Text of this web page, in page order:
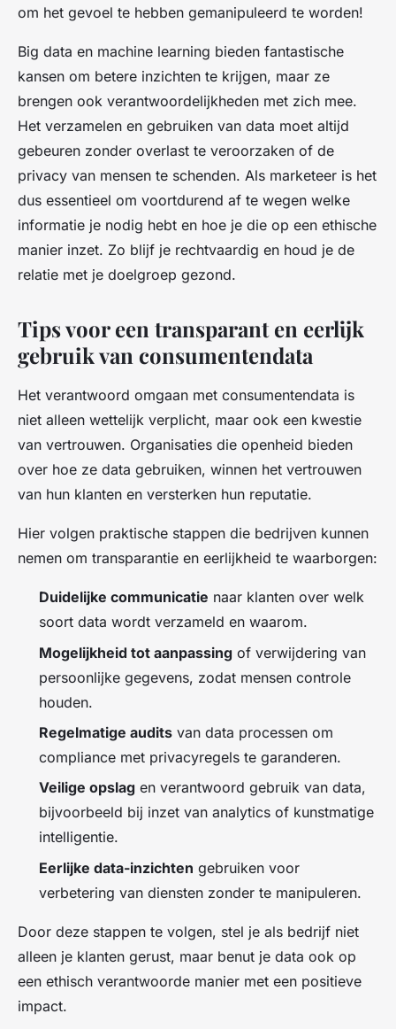
om het gevoel te hebben gemanipuleerd te worden!
Big data en machine learning bieden fantastische
kansen om betere inzichten te krijgen, maar ze
brengen ook verantwoordelijkheden met zich mee.
Het verzamelen en gebruiken van data moet altijd
gebeuren zonder overlast te veroorzaken of de
privacy van mensen te schenden. Als marketeer is het
dus essentieel om voortdurend af te wegen welke
informatie je nodig hebt en hoe je die op een ethische
manier inzet. Zo blijf je rechtvaardig en houd je de
relatie met je doelgroep gezond.
Tips voor een transparant en eerlijk
gebruik van consumentendata
Het verantwoord omgaan met consumentendata is
niet alleen wettelijk verplicht, maar ook een kwestie
van vertrouwen. Organisaties die openheid bieden
over hoe ze data gebruiken, winnen het vertrouwen
van hun klanten en versterken hun reputatie.
Hier volgen praktische stappen die bedrijven kunnen
nemen om transparantie en eerlijkheid te waarborgen:
Duidelijke communicatie naar klanten over welk
soort data wordt verzameld en waarom.
Mogelijkheid tot aanpassing of verwijdering van
persoonlijke gegevens, zodat mensen controle
houden.
Regelmatige audits van data processen om
compliance met privacyregels te garanderen.
Veilige opslag en verantwoord gebruik van data,
bijvoorbeeld bij inzet van analytics of kunstmatige
intelligentie.
Eerlijke data-inzichten gebruiken voor
verbetering van diensten zonder te manipuleren.
Door deze stappen te volgen, stel je als bedrijf niet
alleen je klanten gerust, maar benut je data ook op
een ethisch verantwoorde manier met een positieve
impact.